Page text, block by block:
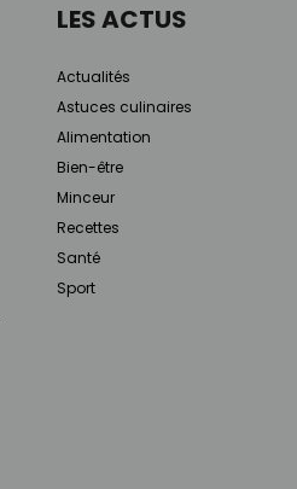
LES ACTUS
Actualités
Astuces culinaires
Alimentation
Bien-être
Minceur
Recettes
Santé
Sport